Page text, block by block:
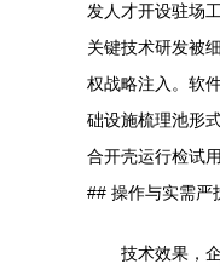
发人才开设驻场工
关键技术研发被
权战略注入。软
础设施梳理池形
合开壳运行检试
## 操作与实需严
技术效果，